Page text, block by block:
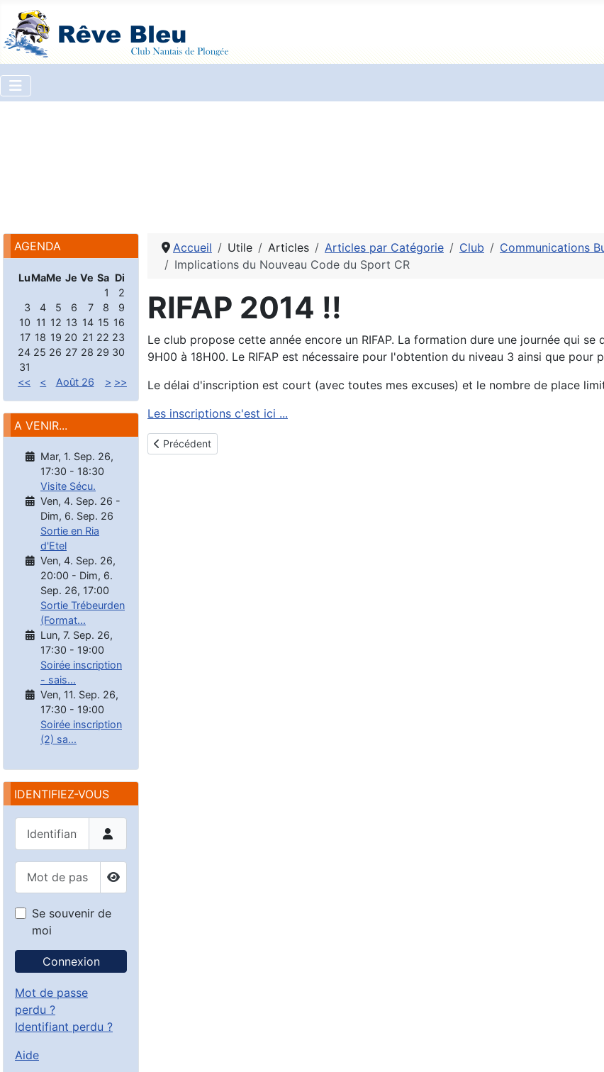
AGENDA
LuMaMe Je Ve Sa Di
1
2
3
4 5 6 7 8
9
10 11 12 13 14 15 16
17 18 19 20 21 22 23
24 25 26 27 28 29 30
31
<<
< Août 26 > >>
A VENIR...
Mar, 1. Sep. 26,
17:30 - 18:30
Visite Sécu.
Ven, 4. Sep. 26 -
Dim, 6. Sep. 26
Sortie en Ria
d'Etel
Ven, 4. Sep. 26,
20:00 - Dim, 6.
Sep. 26, 17:00
Sortie Trébeurden
(Format...
Lun, 7. Sep. 26,
17:30 - 19:00
Soirée inscription
- sais...
Ven, 11. Sep. 26,
17:30 - 19:00
Soirée inscription
(2) sa...
IDENTIFIEZ-VOUS
Afficher le mot de passe
Se souvenir de
moi
Connexion
Mot de passe
perdu ?
Identifiant perdu ?
Aide
Accueil Utile Articles Articles par Catégorie Club
Communications
Implications du Nouveau Code du Sport CR
RIFAP 2014 !!
Le club propose cette année encore un RIFAP. La formation dure une journée qui
9H00 à 18H00. Le RIFAP est nécessaire pour l'obtention du niveau 3 ainsi que pour
Le délai d'inscription est court (avec toutes mes excuses) et le nombre de place
Les inscriptions c'est ici ...
Article précédent : stage bio (CIBPL)
Précédent